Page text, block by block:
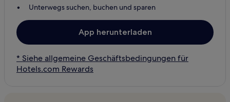
Unterwegs suchen, buchen und sparen
App herunterladen
* Siehe allgemeine Geschäftsbedingungen für
Hotels.com Rewards